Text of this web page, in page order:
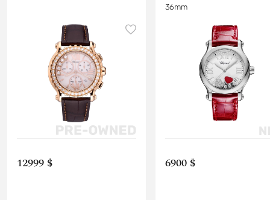
12999 $
36mm
6900 $